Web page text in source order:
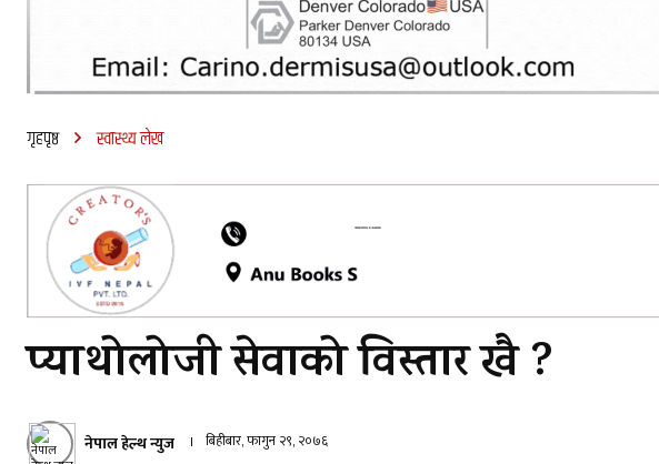
गृहपृष्ठ स्वास्थ्य लेख
प्याथोलोजी सेवाको विस्तार खै ?
नेपाल हेल्थ न्युज बिहीबार, फागुन २९, २०७६